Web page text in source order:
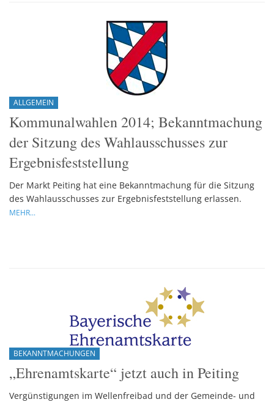
ALLGEMEIN
Kommunalwahlen 2014; Bekanntmachung
der Sitzung des Wahlausschusses zur
Ergebnisfeststellung
Der Markt Peiting hat eine Bekanntmachung für die Sitzung
des Wahlausschusses zur Ergebnisfeststellung erlassen.
MEHR...
BEKANNTMACHUNGEN
„Ehrenamtskarte“ jetzt auch in Peiting
Vergünstigungen im Wellenfreibad und der Gemeinde- und